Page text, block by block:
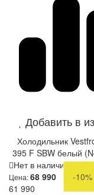
Добавить в
Холодильник
395 F SBW белый
Нет в наличии
Цена:68 990
-10%
61 990